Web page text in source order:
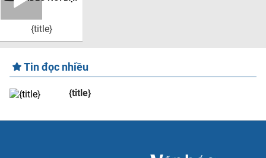
{title}
Tin đọc nhiều
{title}